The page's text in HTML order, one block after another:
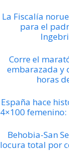
La Fiscalía
para el
Corre el
embarazada y
horas
España hace
4×100
Behobia-San
locura total por